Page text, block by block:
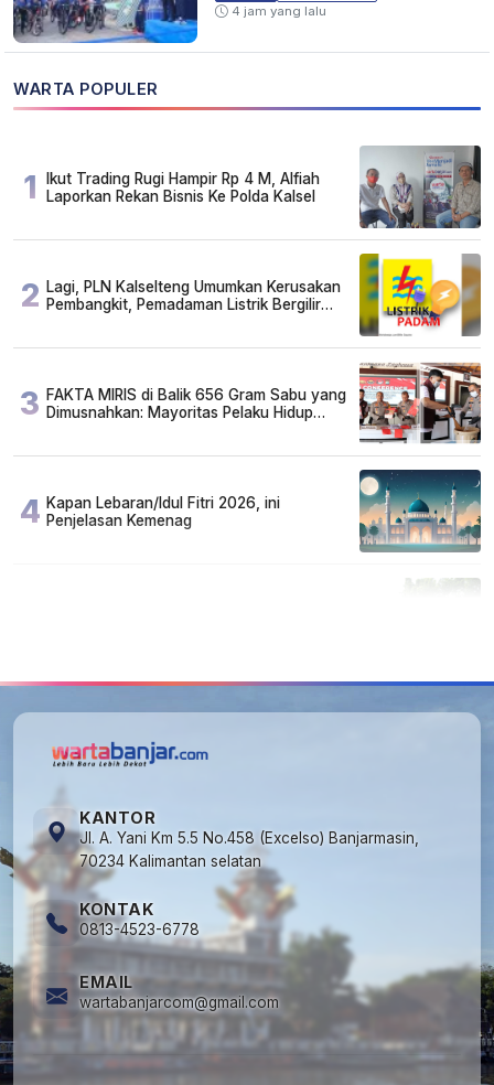
4 jam yang lalu
WARTA POPULER
1
Ikut Trading Rugi Hampir Rp 4 M, Alfiah
Laporkan Rekan Bisnis Ke Polda Kalsel
2 Lagi, PLN Kalselteng Umumkan Kerusakan
Pembangkit, Pemadaman Listrik Bergilir
3 FAKTA MIRIS di Balik 656 Gram Sabu yang
Dimusnahkan: Mayoritas Pelaku Hidup
4 Kapan Lebaran/Idul Fitri 2026, ini
Penjelasan Kemenag
KANTOR
Jl. A. Yani Km 5.5 No.458 (Excelso) Banjarmasin,
70234 Kalimantan selatan
KONTAK
0813-4523-6778
EMAIL
wartabanjarcom@gmail.com